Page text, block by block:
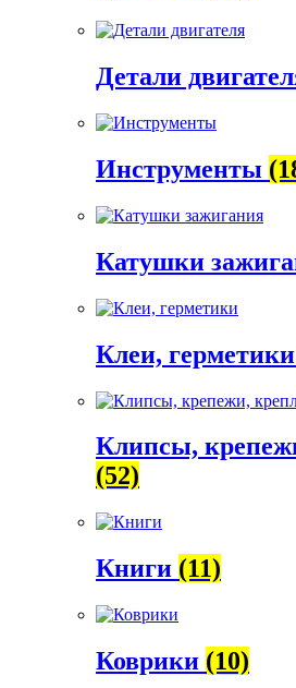
Детали
Инструменты
Катушки
Клеи, герметики
Клипсы,
(52)
Книги (11)
Коврики (10)